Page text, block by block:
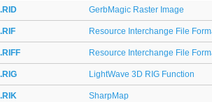
.RID GerbMagic Raster Image
.RIF Resource Interchange File
.RIFF Resource Interchange File
.RIG LightWave 3D RIG Function
.RIK SharpMap